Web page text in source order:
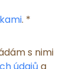
. *
s nimi